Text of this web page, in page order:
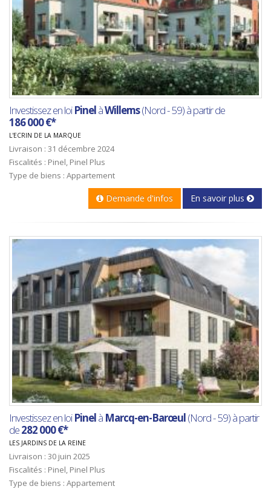
Investissez en loiPinelàWillems(Nord - 59) à partir de
186 000 €*
L'ECRIN DE LA MARQUE
Livraison : 31 décembre 2024
Fiscalités : Pinel, Pinel Plus
Type de biens : Appartement
Demande d'infos En savoir plus
Investissez en loiPinelà Marcq-en-Barœul(Nord - 59) à partir
de282 000 €*
LES JARDINS DE LA REINE
Livraison : 30 juin 2025
Fiscalités : Pinel, Pinel Plus
Type de biens : Appartement